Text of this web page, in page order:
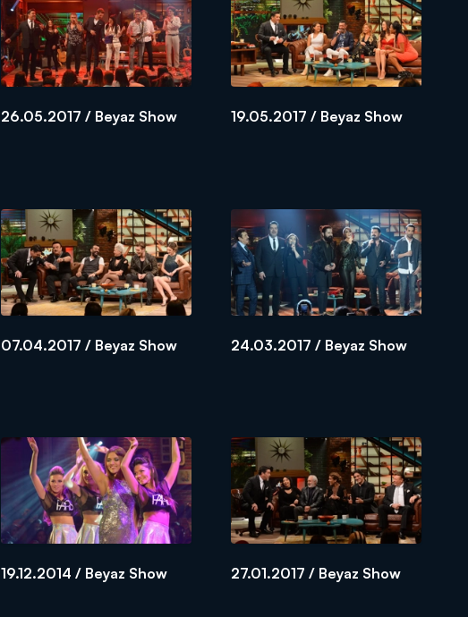
26.05.2017 / Beyaz Show 19.05.2017 / Beyaz Show
07.04.2017 / Beyaz Show 24.03.2017 / Beyaz Show
19.12.2014 / Beyaz Show 27.01.2017 / Beyaz Show